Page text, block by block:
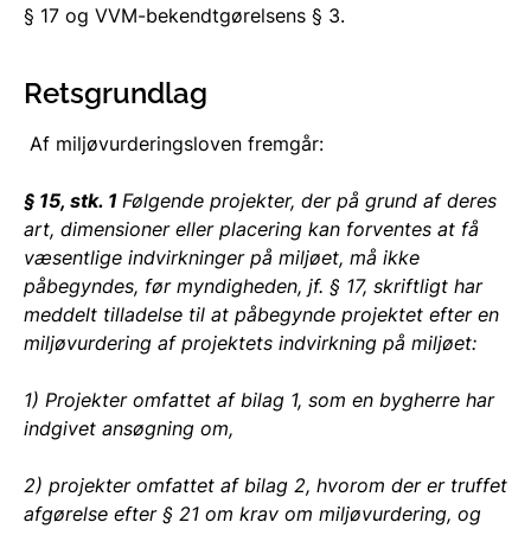
§ 17 og VVM-bekendtgørelsens § 3.
Retsgrundlag
Af miljøvurderingsloven fremgår:
§ 15, stk. 1 Følgende projekter, der på grund af deres
art, dimensioner eller placering kan forventes at få
væsentlige indvirkninger på miljøet, må ikke
påbegyndes, før myndigheden, jf. § 17, skriftligt har
meddelt tilladelse til at påbegynde projektet efter en
miljøvurdering af projektets indvirkning på miljøet:
1) Projekter omfattet af bilag 1, som en bygherre har
indgivet ansøgning om,
2) projekter omfattet af bilag 2, hvorom der er truffet
afgørelse efter § 21 om krav om miljøvurdering, og